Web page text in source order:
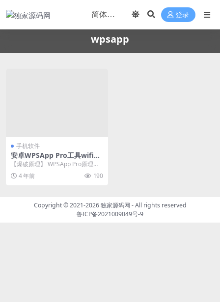
登录
wpsapp
手机软件
安卓WPSApp Pro工具wifi密
码爆破1.6.20清爽版
【爆破原理】 WPSApp Pro原理是
爆破路由器中预定义的8位 pin 号码
连...4 年前 190
Copyright © 2021-2026独家源码网 - All rights reserved
鲁ICP备2021009049号-9